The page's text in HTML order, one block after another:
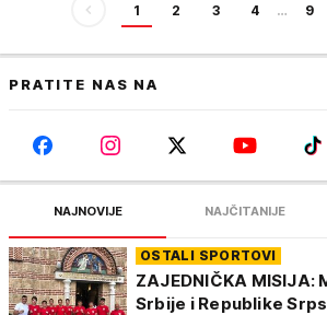
1 2 3 4 … 9
PRATITE NAS NA
NAJNOVIJE NAJČITANIJE
OSTALI SPORTOVI
ZAJEDNIČKA MISIJA:
Srbije i Republike